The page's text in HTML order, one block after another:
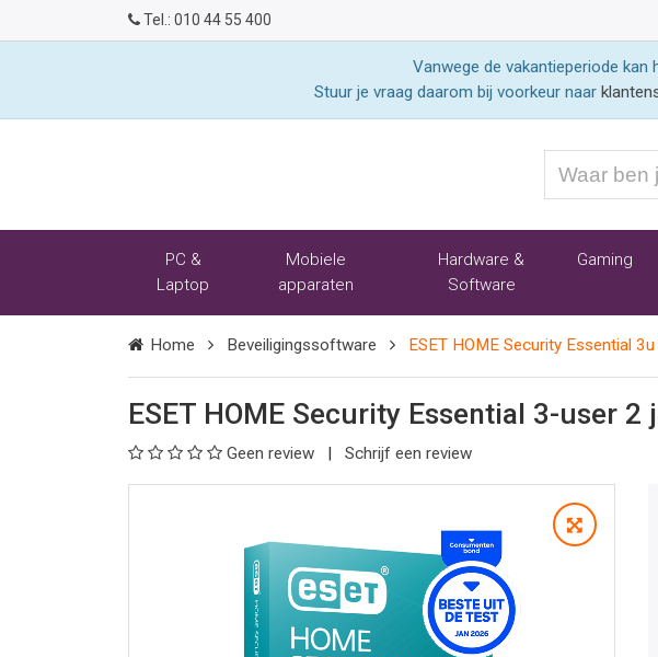
Tel.: 010 44 55 400
Vanwege de vakantieperiode
Stuur je vraag daarom bij voorkeur naar
ben
naar
PC &
Laptop
Mobiele
apparaten
Hardware &
Software
Gaming
Home Beveiligingssoftware ESET HOME Security Essential
ESET HOME Security Essential 3-user 2
Geen review Schrijf een review